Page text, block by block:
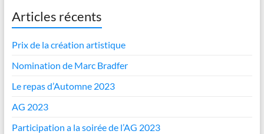
Articles récents
Prix de la création artistique
Nomination de Marc Bradfer
Le repas d’Automne 2023
AG 2023
Participation a la soirée de l’AG 2023